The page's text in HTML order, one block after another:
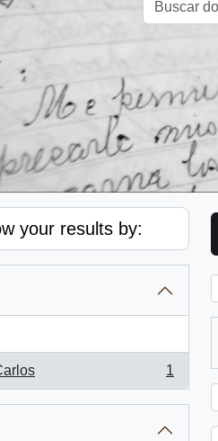
your results by:
1